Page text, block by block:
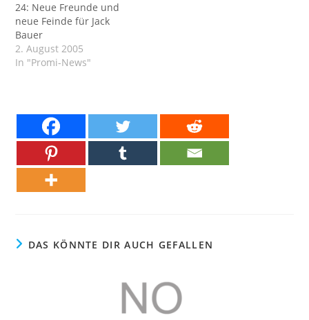
24: Neue Freunde und
neue Feinde für Jack
Bauer
2. August 2005
In "Promi-News"
DAS KÖNNTE DIR AUCH GEFALLEN